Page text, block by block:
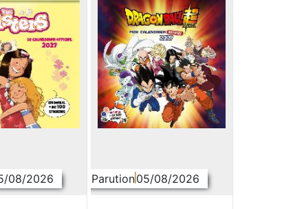
08/2026 Parution05/08/2026